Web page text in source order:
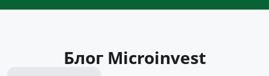
Блог Microinvest